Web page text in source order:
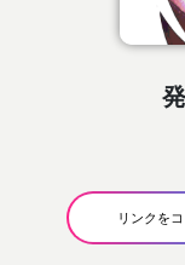
リンクを